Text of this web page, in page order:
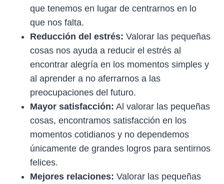
que tenemos en lugar de centrarnos en lo
que nos falta.
Reducción del estrés: Valorar las pequeñas
cosas nos ayuda a reducir el estrés al
encontrar alegría en los momentos simples y
al aprender a no aferrarnos a las
preocupaciones del futuro.
Mayor satisfacción: Al valorar las pequeñas
cosas, encontramos satisfacción en los
momentos cotidianos y no dependemos
únicamente de grandes logros para sentirnos
felices.
Mejores relaciones: Valorar las pequeñas